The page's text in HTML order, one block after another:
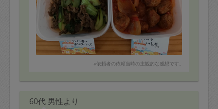
※依頼者の依頼当時の主観的な感想です。
60代 男性より